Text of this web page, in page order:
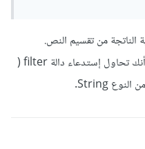
الناتجة من تقسيم النص.
أيضاً بالنسبة للخطأ الذي يظهر لك سببه أنك تحاول إستدعاء دالة filter (